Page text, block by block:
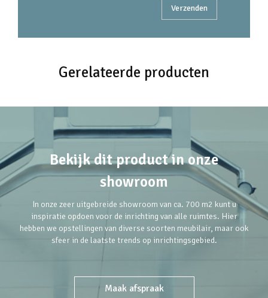
Gerelateerde producten
Bekijk dit product in onze
showroom
In onze zeer uitgebreide showroom van ca. 700 m2 kunt u
inspiratie opdoen voor de inrichting van alle ruimtes. Hier
hebben we opstellingen van diverse soorten meubilair, maar ook
sfeer in de laatste trends op inrichtingsgebied.
Maak afspraak